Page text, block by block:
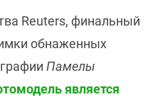
Reuters, финальный
обнаженных
Памелы
является